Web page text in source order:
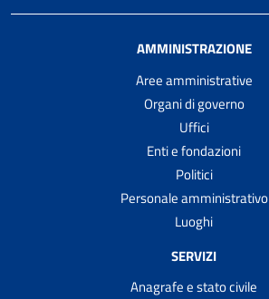
AMMINISTRAZIONE
Aree amministrative
Organi di governo
Uffici
Enti e fondazioni
Politici
Personale amministrativo
Luoghi
SERVIZI
Anagrafe e stato civile